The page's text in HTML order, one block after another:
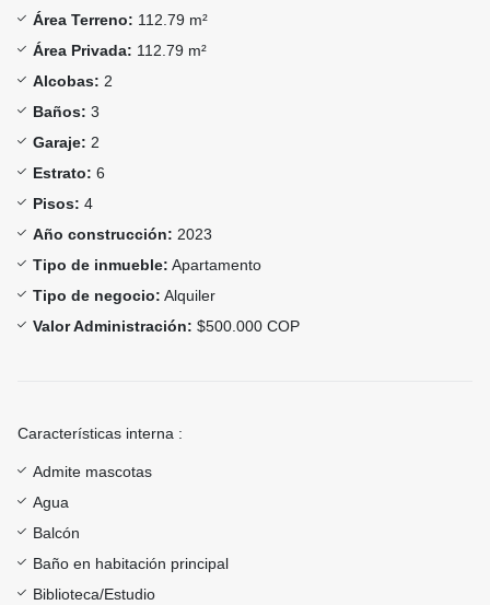
Área Terreno: 112.79 m²
Área Privada: 112.79 m²
Alcobas: 2
Baños: 3
Garaje: 2
Estrato: 6
Pisos: 4
Año construcción: 2023
Tipo de inmueble: Apartamento
Tipo de negocio: Alquiler
Valor Administración: $500.000 COP
Características interna :
Admite mascotas
Agua
Balcón
Baño en habitación principal
Biblioteca/Estudio